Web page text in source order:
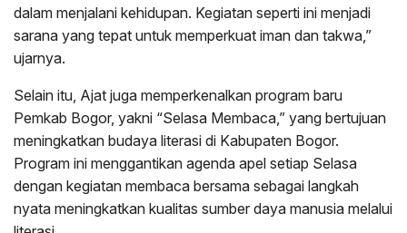
dalam menjalani kehidupan. Kegiatan seperti ini menjadi
sarana yang tepat untuk memperkuat iman dan takwa,”
ujarnya.
Selain itu, Ajat juga memperkenalkan program baru
Pemkab Bogor, yakni “Selasa Membaca,” yang bertujuan
meningkatkan budaya literasi di Kabupaten Bogor.
Program ini menggantikan agenda apel setiap Selasa
dengan kegiatan membaca bersama sebagai langkah
nyata meningkatkan kualitas sumber daya manusia melalui